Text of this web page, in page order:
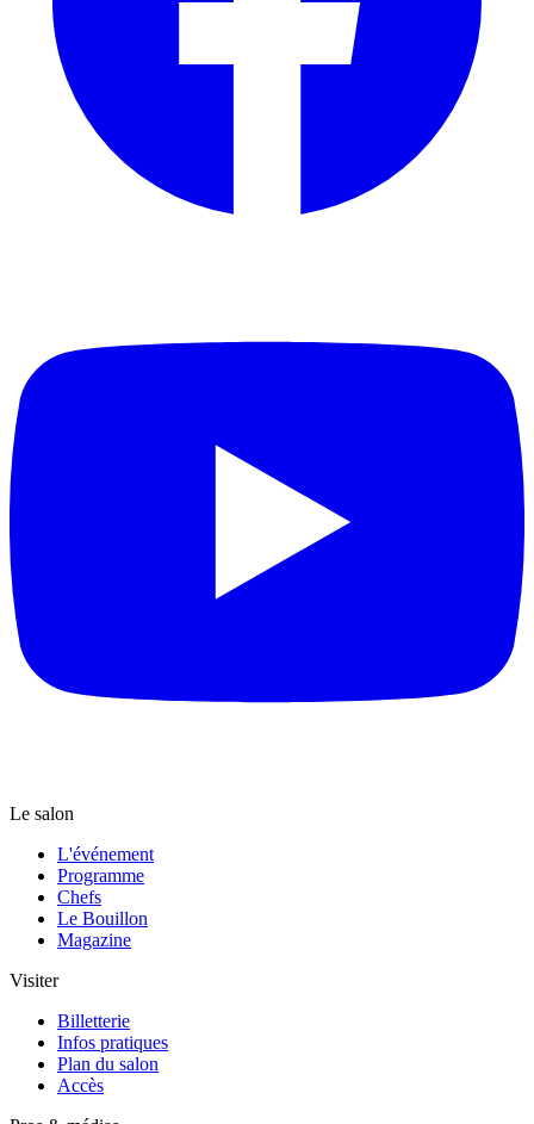
Le salon
L'événement
Programme
Chefs
Le Bouillon
Magazine
Visiter
Billetterie
Infos pratiques
Plan du salon
Accès